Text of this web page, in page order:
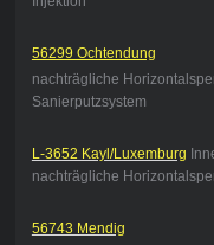
56299 Ochtendung
nachträgliche
Sanierputzsystem
L-3652 Kayl/Luxemburg
nachträgliche
56743 Mendig